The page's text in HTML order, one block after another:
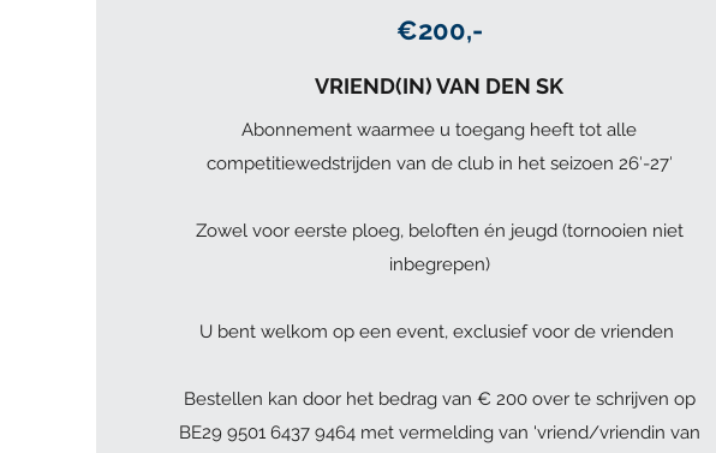
€200,-
VRIEND(IN) VAN DEN SK
Abonnement waarmee u toegang heeft tot alle
competitiewedstrijden van de club in het seizoen 26′-27′
Zowel voor eerste ploeg, beloften én jeugd (tornooien niet
inbegrepen)
U bent welkom op een event, exclusief voor de vrienden
Bestellen kan door het bedrag van € 200 over te schrijven op
BE29 9501 6437 9464 met vermelding van 'vriend/vriendin van